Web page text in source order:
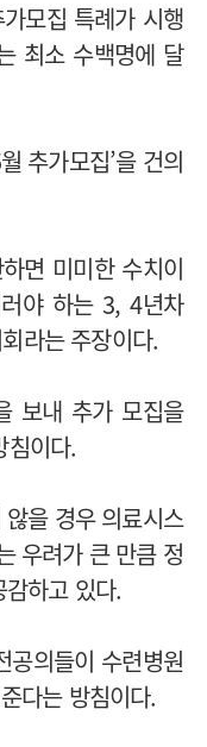
모집 특례가 시행
최소 수백명에 달
추가모집’을 건의
면 미미한 수치이
야 하는 3, 4년차
라는 주장이다.
보내 추가 모집을
침이다.
을 경우 의료시스
우려가 큰 만큼 정
하고 있다.
공의들이 수련병원
다는 방침이다.